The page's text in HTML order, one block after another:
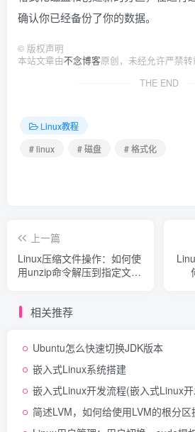
确认你已经备份了你的数据。
© 版权声明
本站文章由不念博客原创，未经允许严禁转
THE END
Linux教程
# linux
# 磁盘 # 格式化
上一篇
Linux压缩文件操作：如何使
用unzip命令解压到指定文件
相关推荐
Ubuntu怎么快速切换JDK版本
嵌入式Linux系统搭建
嵌入式Linux开发流程(嵌入式Linux
简述LVM，如何给使用LVM的根分区